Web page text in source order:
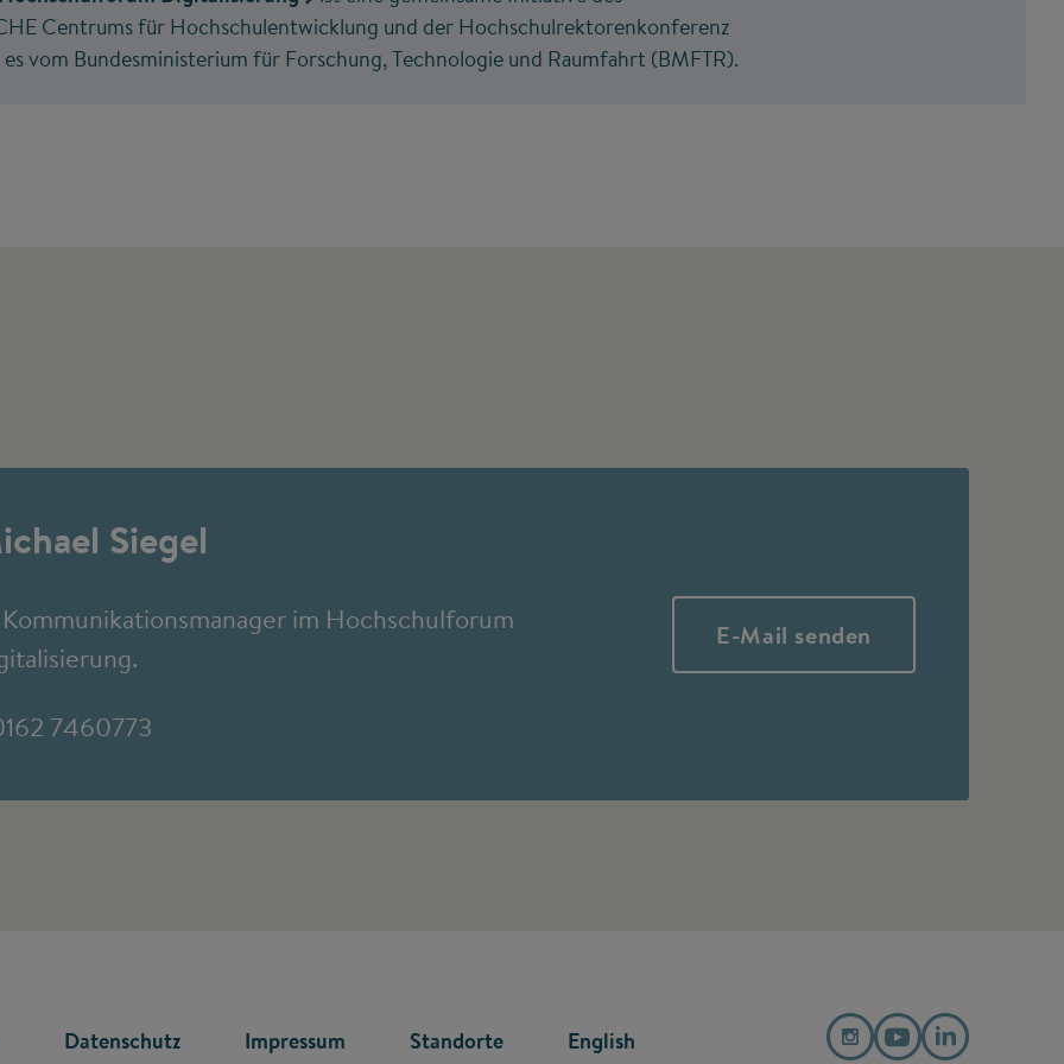
Centrums für Hochschulentwicklung und der Hochschulrektorenkonferenz
vom Bundesministerium für Forschung, Technologie und Raumfahrt (BMFTR).
Siegel
im Hochschulforum
7460773
E-Mail senden
Datenschutz Impressum Standorte English